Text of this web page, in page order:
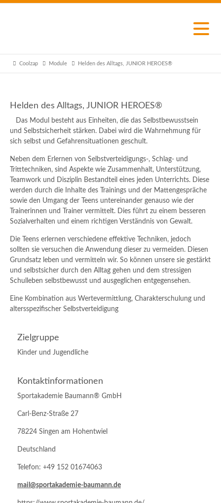
Coolzap Module Helden des Alltags, JUNIOR HEROES®
Helden des Alltags, JUNIOR HEROES®
Das Modul besteht aus Einheiten, die das Selbstbewusstsein
und Selbstsicherheit stärken. Dabei wird die Wahrnehmung für
sich selbst und Gefahrensituationen geschult.
Neben dem Erlernen von Selbstverteidigungs-, Schlag- und
Tritttechniken, sind Aspekte wie Zusammenhalt, Unterstützung,
Teamwork und Disziplin Bestandteil eines jeden Unterrichts. Diese
werden durch die Inhalte des Trainings und der Mattengespräche
sowie den Umgang der Teens untereinander genauso wie der
Trainerinnen und Trainer vermittelt. Dies führt zu einem besseren
Sozialverhalten und einem richtigen Verständnis von Gewalt.
Die Teens erlernen verschiedene effektive Techniken, jedoch
sollten sie versuchen die Anwendung dieser zu vermeiden. Diesen
Grundsatz leben und vermitteln wir. So können unsere sie gestärkt
und selbstsicher durch den Alltag gehen und dem stressigen
Schulleben selbstbewusst und ausgeglichen entgegensehen.
Eine Kombination aus Wertevermittlung, Charakterschulung und
altersspezifischer Selbstverteidigung
Zielgruppe
Kinder und Jugendliche
Kontaktinformationen
Sportakademie Baumann® GmbH
Carl-Benz-Straße 27
78224 Singen am Hohentwiel
Deutschland
Telefon: +49 152 01674063
mail@sportakademie-baumann.de